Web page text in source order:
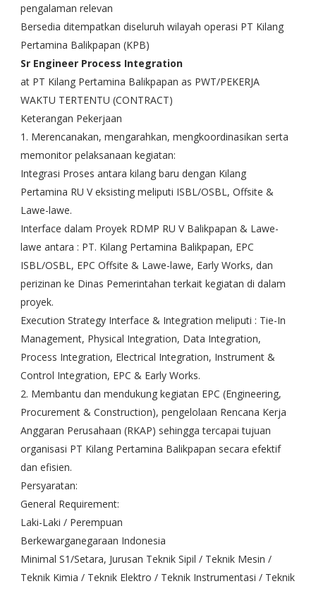
pengalaman relevan
Bersedia ditempatkan diseluruh wilayah operasi PT Kilang
Pertamina Balikpapan (KPB)
Sr Engineer Process Integration
at PT Kilang Pertamina Balikpapan as PWT/PEKERJA
WAKTU TERTENTU (CONTRACT)
Keterangan Pekerjaan
1. Merencanakan, mengarahkan, mengkoordinasikan serta
memonitor pelaksanaan kegiatan:
Integrasi Proses antara kilang baru dengan Kilang
Pertamina RU V eksisting meliputi ISBL/OSBL, Offsite &
Lawe-lawe.
Interface dalam Proyek RDMP RU V Balikpapan & Lawe-
lawe antara : PT. Kilang Pertamina Balikpapan, EPC
ISBL/OSBL, EPC Offsite & Lawe-lawe, Early Works, dan
perizinan ke Dinas Pemerintahan terkait kegiatan di dalam
proyek.
Execution Strategy Interface & Integration meliputi : Tie-In
Management, Physical Integration, Data Integration,
Process Integration, Electrical Integration, Instrument &
Control Integration, EPC & Early Works.
2. Membantu dan mendukung kegiatan EPC (Engineering,
Procurement & Construction), pengelolaan Rencana Kerja
Anggaran Perusahaan (RKAP) sehingga tercapai tujuan
organisasi PT Kilang Pertamina Balikpapan secara efektif
dan efisien.
Persyaratan:
General Requirement:
Laki-Laki / Perempuan
Berkewarganegaraan Indonesia
Minimal S1/Setara, Jurusan Teknik Sipil / Teknik Mesin /
Teknik Kimia / Teknik Elektro / Teknik Instrumentasi / Teknik